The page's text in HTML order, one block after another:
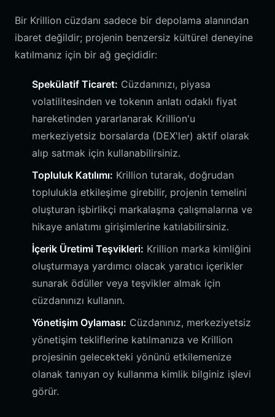
Bir Krillion cüzdanı sadece bir depolama alanından
ibaret değildir; projenin benzersiz kültürel deneyine
katılmanız için bir ağ geçididir:
Spekülatif Ticaret: Cüzdanınızı, piyasa
volatilitesinden ve tokenın anlatı odaklı fiyat
hareketinden yararlanarak Krillion'u
merkeziyetsiz borsalarda (DEX'ler) aktif olarak
alıp satmak için kullanabilirsiniz.
Topluluk Katılımı: Krillion tutarak, doğrudan
toplulukla etkileşime girebilir, projenin temelini
oluşturan işbirlikçi markalaşma çalışmalarına ve
hikaye anlatımı girişimlerine katılabilirsiniz.
İçerik Üretimi Teşvikleri: Krillion marka kimliğini
oluşturmaya yardımcı olacak yaratıcı içerikler
sunarak ödüller veya teşvikler almak için
cüzdanınızı kullanın.
Yönetişim Oylaması: Cüzdanınız, merkeziyetsiz
yönetişim tekliflerine katılmanıza ve Krillion
projesinin gelecekteki yönünü etkilemenize
olanak tanıyan oy kullanma kimlik bilginiz işlevi
görür.